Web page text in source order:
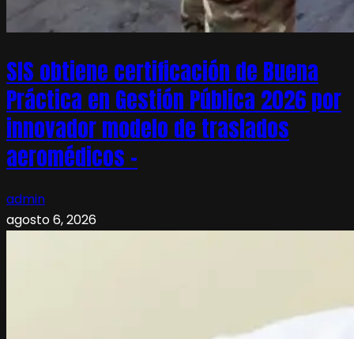
SIS obtiene certificación de Buena
Práctica en Gestión Pública 2026 por
innovador modelo de traslados
aeromédicos –
admin
agosto 6, 2026